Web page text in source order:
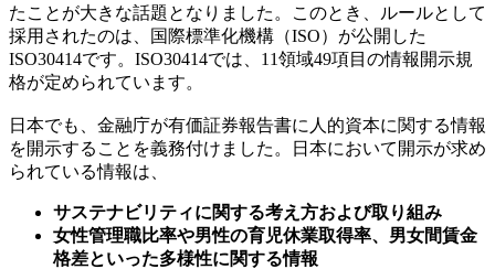
たことが大きな話題となりました。このとき、ルールとして
採用されたのは、国際標準化機構（ISO）が公開した
ISO30414です。ISO30414では、11領域49項目の情報開示規
格が定められています。
日本でも、金融庁が有価証券報告書に人的資本に関する情報
を開示することを義務付けました。日本において開示が求め
られている情報は、
サステナビリティに関する考え方および取り組み
女性管理職比率や男性の育児休業取得率、男女間賃金
格差といった多様性に関する情報